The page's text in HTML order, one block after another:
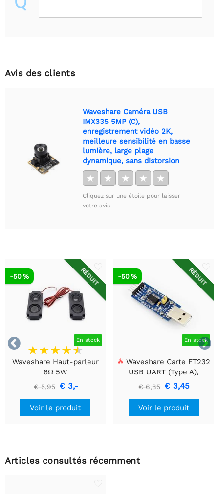
Avis des clients
Waveshare Caméra USB
IMX335 5MP (C),
enregistrement vidéo 2K,
meilleure sensibilité en basse
lumière, large plage
dynamique, sans distorsion
★ ★ ★ ★ ★
Cliquez sur une étoile pour laisser
votre avis


RÉDUIT
En stock
-50 %
Waveshare Haut-parleur
8Ω 5W
€ 5,95 € 3,-
Voir le produit
RÉDUIT
En stock
-50 %
Waveshare Carte FT232
USB UART (Type A),
Module de communication
USB vers TTL (UART)
€ 6,85 € 3,45
Voir le produit
Articles consultés récemment